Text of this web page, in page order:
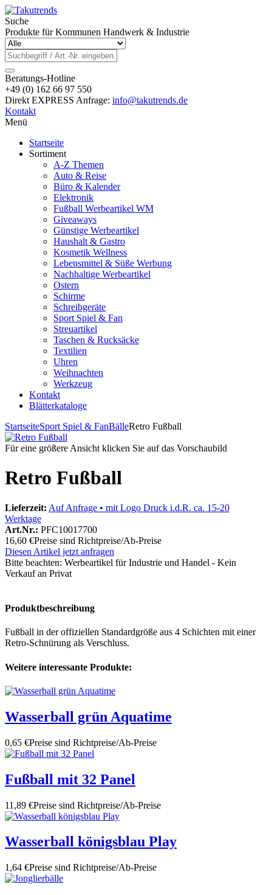
Suche
Produkte für Kommunen Handwerk & Industrie
Beratungs-Hotline
+49 (0) 162 66 97 550
Direkt EXPRESS Anfrage: info@takutrends.de
Kontakt
Menü
Startseite
Sortiment
A-Z Themen
Auto & Reise
Büro & Kalender
Elektronik
Fußball Werbeartikel WM
Giveaways
Günstige Werbeartikel
Haushalt & Gastro
Kosmetik Wellness
Lebensmittel & Süße Werbung
Nachhaltige Werbeartikel
Ostern
Schirme
Schreibgeräte
Sport Spiel & Fan
Streuartikel
Taschen & Rucksäcke
Textilien
Uhren
Weihnachten
Werkzeug
Kontakt
Blätterkataloge
StartseiteSport Spiel & FanBälleRetro Fußball
Für eine größere Ansicht klicken Sie auf das Vorschaubild
Retro Fußball
Lieferzeit: Auf Anfrage • mit Logo Druck i.d.R. ca. 15-20
Werktage
Art.Nr.: PFC10017700
16,60 €Preise sind Richtpreise/Ab-Preise
Diesen Artikel jetzt anfragen
Bitte beachten: Werbeartikel für Industrie und Handel - Kein
Verkauf an Privat
Produktbeschreibung
Fußball in der offiziellen Standardgröße aus 4 Schichten mit einer
Retro-Schnürung als Verschluss.
Weitere interessante Produkte:
Wasserball grün Aquatime
0,65 €Preise sind Richtpreise/Ab-Preise
Fußball mit 32 Panel
11,89 €Preise sind Richtpreise/Ab-Preise
Wasserball königsblau Play
1,64 €Preise sind Richtpreise/Ab-Preise